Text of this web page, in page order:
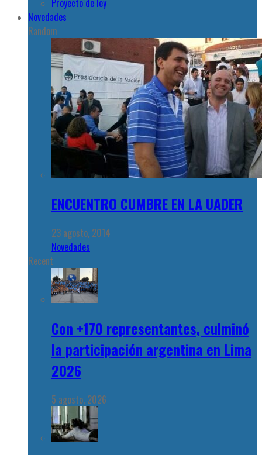
Proyecto de ley
Novedades
Random
ENCUENTRO CUMBRE EN LA UADER
23 agosto, 2014
Novedades
Recent
Con +170 representantes, culminó
la participación argentina en Lima
2026
5 agosto, 2026